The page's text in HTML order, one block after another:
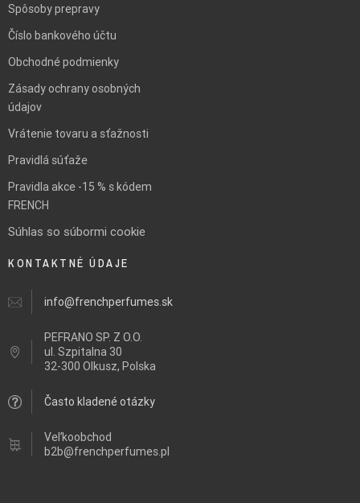
Spôsoby prepravy
Číslo bankového účtu
Obchodné podmienky
Zásady ochrany osobných
údajov
Vrátenie tovaru a sťažnosti
Pravidlá súťaže
Pravidla akce -15 % s kódem
FRENCH
Súhlas so súbormi cookie
KONTAKTNÉ ÚDAJE
info@frenchperfumes.sk
PEFRANO SP. Z O.O.
ul. Szpitalna 30
32-300 Olkusz, Polska
Často kladené otázky
Veľkoobchod
b2b@frenchperfumes.pl